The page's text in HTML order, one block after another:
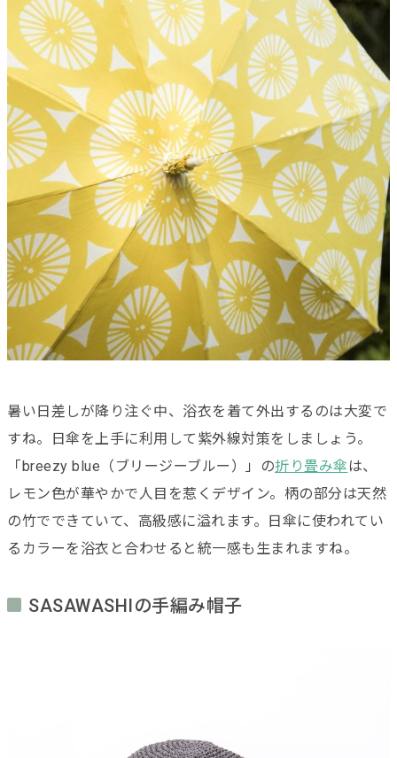
暑い日差しが降り注ぐ中、浴衣を着て外出するのは大変で
すね。日傘を上手に利用して紫外線対策をしましょう。
「breezy blue（ブリージーブルー）」の折り畳み傘は、
レモン色が華やかで人目を惹くデザイン。柄の部分は天然
の竹でできていて、高級感に溢れます。日傘に使われてい
るカラーを浴衣と合わせると統一感も生まれますね。
SASAWASHIの手編み帽子